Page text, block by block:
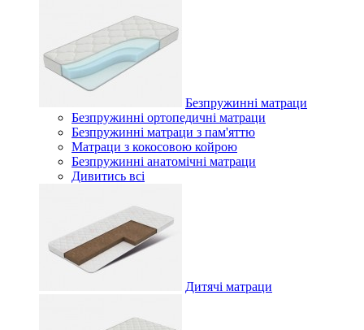
Безпружинні матраци
Безпружинні ортопедичні матраци
Безпружинні матраци з пам'яттю
Матраци з кокосовою койрою
Безпружинні анатомічні матраци
Дивитись всі
Дитячі матраци